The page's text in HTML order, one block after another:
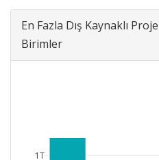
En Fazla Dış Kaynaklı
Birimler
1T